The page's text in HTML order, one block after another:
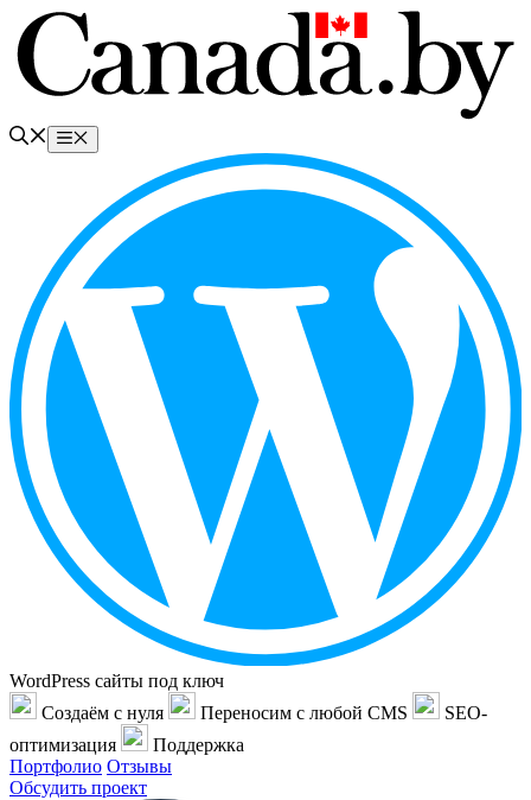
Перейти
содержимому
Меню
WordPress сайты под ключ
Создаём с нуля
Переносим с любой CMS
SEO-
оптимизация
Поддержка
Портфолио Отзывы
Обсудить проект